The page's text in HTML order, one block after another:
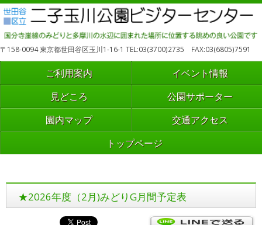
〒158-0094 東京都世田谷区玉川1-16-1 TEL:03(3700)2735 FAX:03(6805)7591
ご利用案内 イベント情報
見どころ 公園サポーター
園内マップ 交通アクセス
トップページ
★2026年度（2月)みどりG月間予定表